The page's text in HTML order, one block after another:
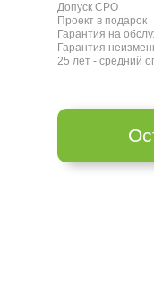
Допуск СРО
Проект в подарок
Гарантия на
Гарантия
25 лет - средний